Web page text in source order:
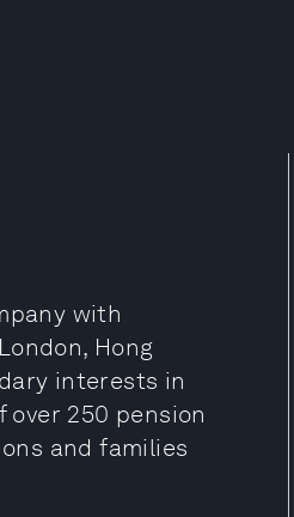
with
Hong
interests in
250 pension
and families